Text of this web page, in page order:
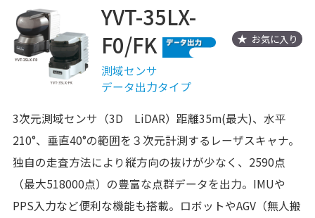
お気に入り
YVT-35LX-
F0/FK
測域センサ
データ出力タイプ
3次元測域センサ（3D LiDAR）距離35m(最大)、水平
210°、垂直40°の範囲を３次元計測するレーザスキャナ。
独自の走査方法により縦方向の抜けが少なく、2590点
（最大518000点）の豊富な点群データを出力。IMUや
PPS入力など便利な機能も搭載。ロボットやAGV（無人搬